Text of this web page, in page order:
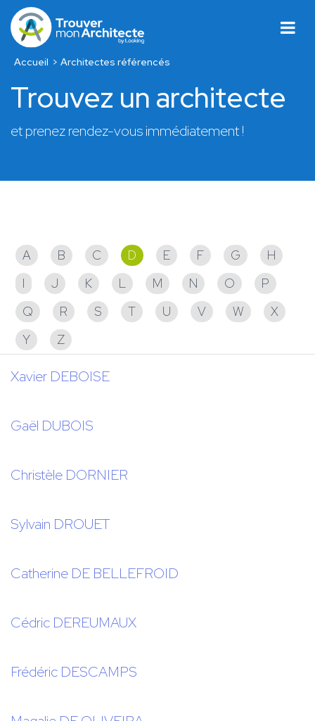
Accueil Architectes référencés
Trouvez un architecte
et prenez rendez-vous immédiatement !
A B C D E F G
H
I
J K L M N O
P
Q
R S T U V W
X
Y
Z
Xavier DEBOISE
Gaël DUBOIS
Christèle DORNIER
Sylvain DROUET
Catherine DE BELLEFROID
Cédric DEREUMAUX
Frédéric DESCAMPS